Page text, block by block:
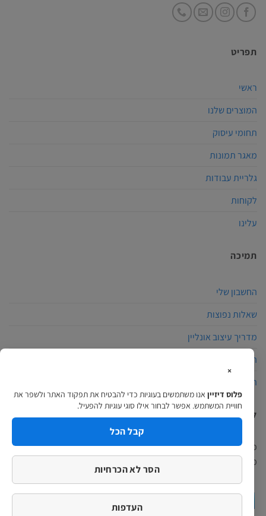
תפריט
ראשי
המוצרים שלנו
תחומי עיסוק
מאגר תמונות
גלריית עבודות
לקוחות
עלינו
תמיכה
החשבון שלי
שאלות נפוצות
מדריך עיצוב אונליין
הצהרת נגישות
תקנון האתר
למה לבחור פלוס דיזיין?
פלוס דיזיין הינה חברת הדפוס המתקדמת בארץ, באתרינו תוכלו למצוא
מגוון מוצרים ומערכת עיצוב אונליין מקצועית ופשוטה…
המשך לקרוא >
×
פלוס דיזיין אנו משתמשים בעוגיות כדי להבטיח את תפקוד האתר ולשפר את
חוויית המשתמש. אפשר לבחור אילו סוגי עוגיות להפעיל.
קבל הכל
הסר לא הכרחיות
העדפות